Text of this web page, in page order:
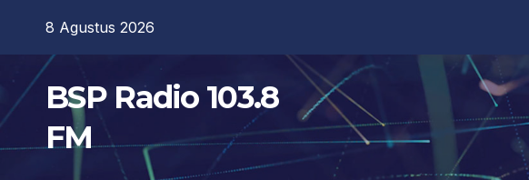
content
8 Agustus 2026
BSP Radio 103.8
FM